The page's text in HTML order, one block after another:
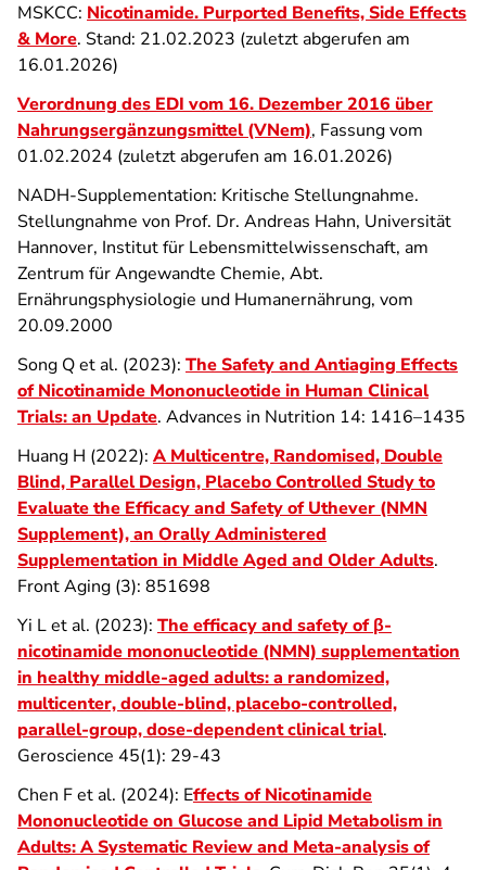
MSKCC: Nicotinamide. Purported Benefits, Side Effects
& More. Stand: 21.02.2023 (zuletzt abgerufen am
16.01.2026)
Verordnung des EDI vom 16. Dezember 2016 über
Nahrungsergänzungsmittel (VNem), Fassung vom
01.02.2024 (zuletzt abgerufen am 16.01.2026)
NADH-Supplementation: Kritische Stellungnahme.
Stellungnahme von Prof. Dr. Andreas Hahn, Universität
Hannover, Institut für Lebensmittelwissenschaft, am
Zentrum für Angewandte Chemie, Abt.
Ernährungsphysiologie und Humanernährung, vom
20.09.2000
Song Q et al. (2023): The Safety and Antiaging Effects
of Nicotinamide Mononucleotide in Human Clinical
Trials: an Update. Advances in Nutrition 14: 1416–1435
Huang H (2022): A Multicentre, Randomised, Double
Blind, Parallel Design, Placebo Controlled Study to
Evaluate the Efficacy and Safety of Uthever (NMN
Supplement), an Orally Administered
Supplementation in Middle Aged and Older Adults.
Front Aging (3): 851698
Yi L et al. (2023): The efficacy and safety of β-
nicotinamide mononucleotide (NMN) supplementation
in healthy middle-aged adults: a randomized,
multicenter, double-blind, placebo-controlled,
parallel-group, dose-dependent clinical trial.
Geroscience 45(1): 29-43
Chen F et al. (2024): Effects of Nicotinamide
Mononucleotide on Glucose and Lipid Metabolism in
Adults: A Systematic Review and Meta-analysis of